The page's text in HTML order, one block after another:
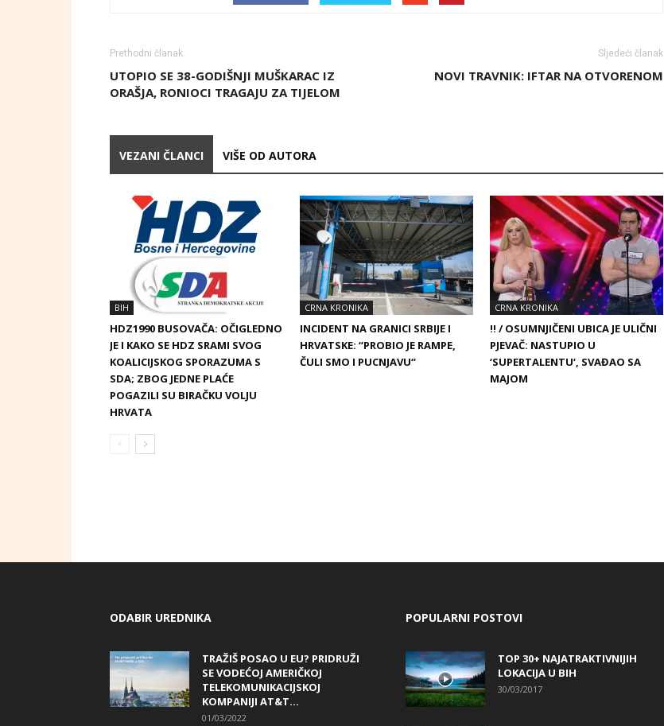
Prethodni članak
UTOPIO SE 38-GODIŠNJI MUŠKARAC IZ
ORAŠJA, RONIOCI TRAGAJU ZA TIJELOM
Sljedeći članak
NOVI TRAVNIK: IFTAR NA OTVORENOM
VEZANI ČLANCI VIŠE OD AUTORA
BIH
HDZ1990 BUSOVAČA: OČIGLEDNO
JE I KAKO SE HDZ SRAMI SVOG
KOALICIJSKOG SPORAZUMA S
SDA; ZBOG JEDNE PLAĆE
POGAZILI SU BIRAČKU VOLJU
HRVATA
CRNA KRONIKA
INCIDENT NA GRANICI SRBIJE I
HRVATSKE: “PROBIO JE RAMPE,
ČULI SMO I PUCNJAVU“
CRNA KRONIKA
!! / OSUMNJIČENI UBICA JE ULIČNI
PJEVAČ: NASTUPIO U
‘SUPERTALENTU‘, SVAĐAO SA
MAJOM
ODABIR UREDNIKA
TRAŽIŠ POSAO U EU? PRIDRUŽI
SE VODEĆOJ AMERIČKOJ
TELEKOMUNIKACIJSKOJ
KOMPANIJI AT&T...
01/03/2022
POPULARNI POSTOVI
TOP 30+ NAJATRAKTIVNIJIH
LOKACIJA U BIH
30/03/2017